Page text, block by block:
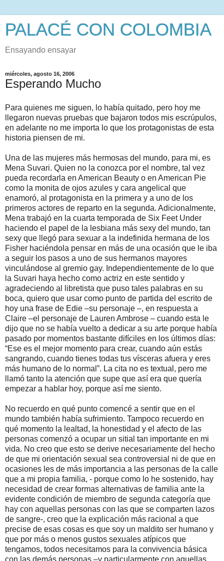
PALACÉ CON COLOMBIA
Ensayando ensayar
miércoles, agosto 16, 2006
Esperando Mucho
Para quienes me siguen, lo había quitado, pero hoy me
llegaron nuevas pruebas que bajaron todos mis escrúpulos,
en adelante no me importa lo que los protagonistas de esta
historia piensen de mi.
Una de las mujeres más hermosas del mundo, para mi, es
Mena Suvari. Quien no la conozca por el nombre, tal vez
pueda recordarla en American Beauty o en American Pie
como la monita de ojos azules y cara angelical que
enamoró, al protagonista en la primera y a uno de los
primeros actores de reparto en la segunda. Adicionalmente,
Mena trabajó en la cuarta temporada de Six Feet Under
haciendo el papel de la lesbiana más sexy del mundo, tan
sexy que llegó para sexuar a la indefinida hermana de los
Fisher haciéndola pensar en más de una ocasión que le iba
a seguir los pasos a uno de sus hermanos mayores
vinculándose al gremio gay. Independientemente de lo que
la Suvari haya hecho como actriz en este sentido y
agradeciendo al libretista que puso tales palabras en su
boca, quiero que usar como punto de partida del escrito de
hoy una frase de Edie –su personaje –, en respuesta a
Claire –el personaje de Lauren Ambrose – cuando esta le
dijo que no se había vuelto a dedicar a su arte porque había
pasado por momentos bastante difíciles en los últimos días:
“Ese es el mejor momento para crear, cuando aún estás
sangrando, cuando tienes todas tus vísceras afuera y eres
más humano de lo normal”. La cita no es textual, pero me
llamó tanto la atención que supe que así era que quería
empezar a hablar hoy, porque así me siento.
No recuerdo en qué punto comencé a sentir que en el
mundo también había sufrimiento. Tampoco recuerdo en
qué momento la lealtad, la honestidad y el afecto de las
personas comenzó a ocupar un sitial tan importante en mi
vida. No creo que esto se derive necesariamente del hecho
de que mi orientación sexual sea controversial ni de que en
ocasiones les de más importancia a las personas de la calle
que a mi propia familia, - porque como lo he sostenido, hay
necesidad de crear formas alternativas de familia ante la
evidente condición de miembro de segunda categoría que
hay con aquellas personas con las que se comparten lazos
de sangre-, creo que la explicación más racional a que
precise de esas cosas es que soy un maldito ser humano y
que por más o menos gustos sexuales atípicos que
tengamos, todos necesitamos para la convivencia básica
con las demás personas –y particularmente con aquellas